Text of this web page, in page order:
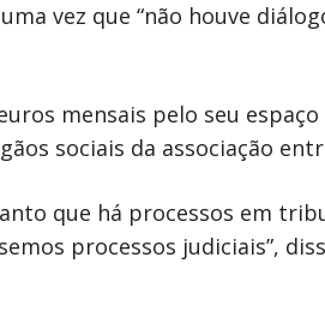
vez que “não houve
mensais pelo seu
sociais da associação
que há processos em
processos judiciais”,